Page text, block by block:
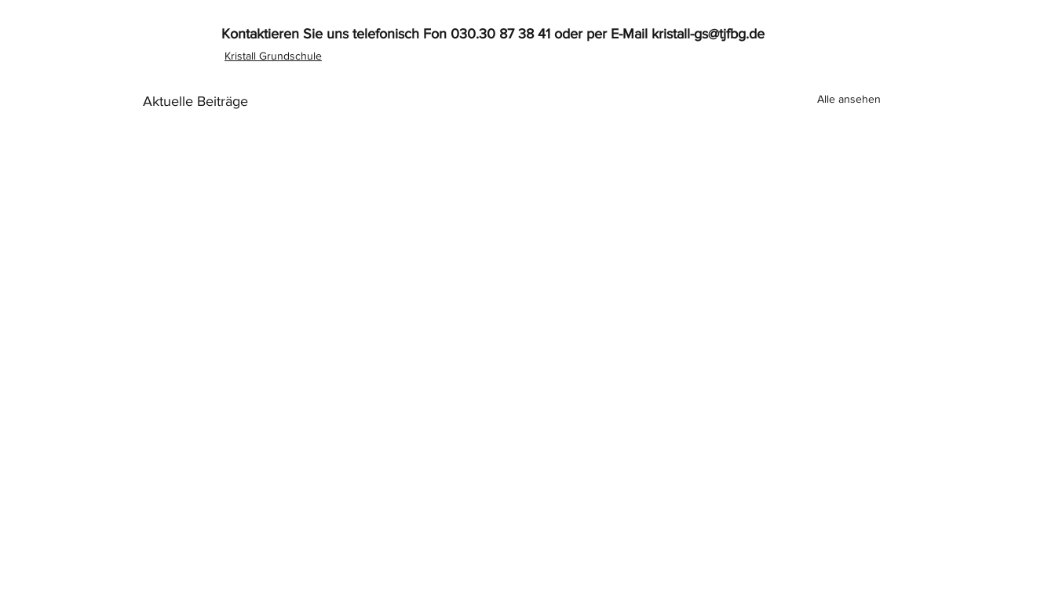
Kontaktieren Sie uns telefonisch Fon 030.30 87 38 41 oder per E-Mail kristall-gs@tjfbg.de
Kristall Grundschule
Aktuelle Beiträge Alle ansehen